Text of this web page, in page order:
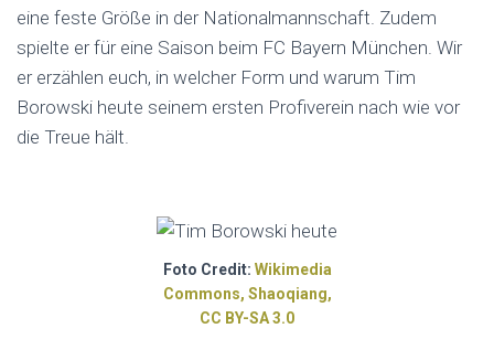
eine feste Größe in der Nationalmannschaft. Zudem
spielte er für eine Saison beim FC Bayern München. Wir
er erzählen euch, in welcher Form und warum Tim
Borowski heute seinem ersten Profiverein nach wie vor
die Treue hält.
Foto Credit: Wikimedia
Commons, Shaoqiang,
CC BY-SA 3.0